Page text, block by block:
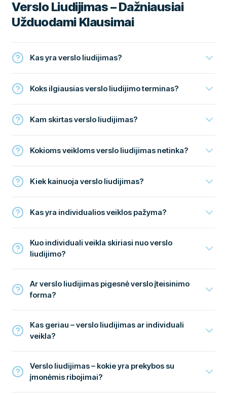
Verslo Liudijimas – Dažniausiai
Užduodami Klausimai
Kas yra verslo liudijimas?
Koks ilgiausias verslo liudijimo terminas?
Kam skirtas verslo liudijimas?
Kokioms veikloms verslo liudijimas netinka?
Kiek kainuoja verslo liudijimas?
Kas yra individualios veiklos pažyma?
Kuo individuali veikla skiriasi nuo verslo
liudijimo?
Ar verslo liudijimas pigesnė verslo įteisinimo
forma?
Kas geriau – verslo liudijimas ar individuali
veikla?
Verslo liudijimas – kokie yra prekybos su
įmonėmis ribojimai?